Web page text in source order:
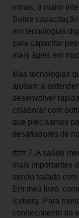
vimos, a maior
Sobre
em tecnologias
para capacitar
mais ágeis em
Mas tecnologias
ajudam a
desenvolver
colaborar com
que precisamos
desafiadores de
### 7. A saúde
mais importantes
sendo tratado
Em meu livro,
iceberg. Para
conhecimento da